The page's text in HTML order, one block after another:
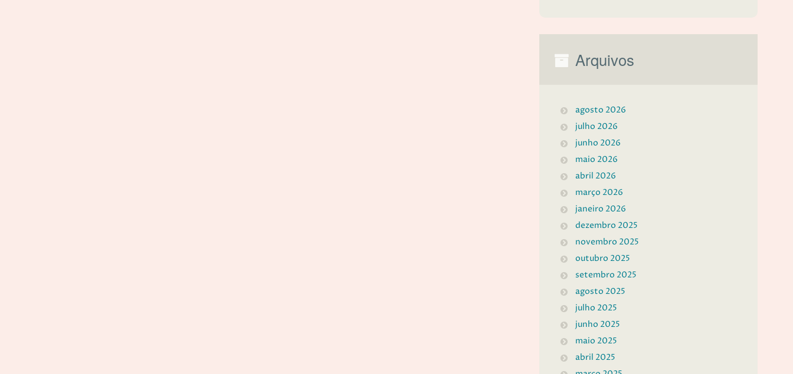
Arquivos
agosto 2026
julho 2026
junho 2026
maio 2026
abril 2026
março 2026
janeiro 2026
dezembro 2025
novembro 2025
outubro 2025
setembro 2025
agosto 2025
julho 2025
junho 2025
maio 2025
abril 2025